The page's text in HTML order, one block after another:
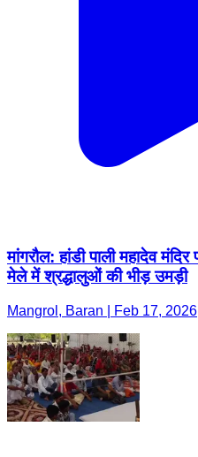
मांगरौल: हांडी पाली महादेव
मेले में श्रद्धालुओं की भीड़ उमड़ी
Mangrol, Baran | Feb 17, 2026